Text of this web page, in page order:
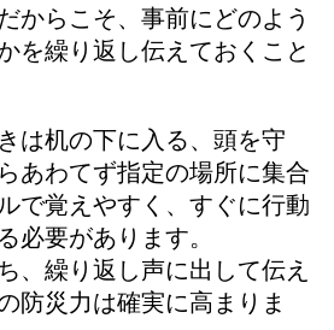
からこそ、事前にどのよう
を繰り返し伝えておくこと
は机の下に入る、頭を守
あわてず指定の場所に集合
で覚えやすく、すぐに行動
必要があります。
、繰り返し声に出して伝え
防災力は確実に高まりま